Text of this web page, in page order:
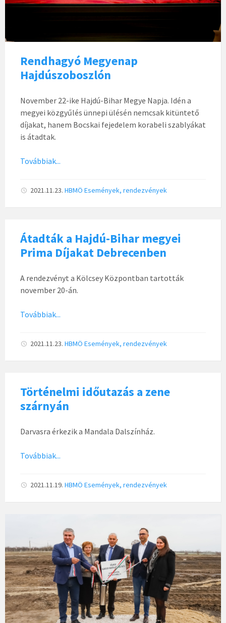
Rendhagyó Megyenap
Hajdúszoboszlón
November 22-ike Hajdú-Bihar Megye Napja. Idén a
megyei közgyűlés ünnepi ülésén nemcsak kitüntető
díjakat, hanem Bocskai fejedelem korabeli szablyákat
is átadtak.
Továbbiak...
2021.11.23. HBMÖ Események, rendezvények
Átadták a Hajdú-Bihar megyei
Prima Díjakat Debrecenben
A rendezvényt a Kölcsey Központban tartották
november 20-án.
Továbbiak...
2021.11.23. HBMÖ Események, rendezvények
Történelmi időutazás a zene
szárnyán
Darvasra érkezik a Mandala Dalszínház.
Továbbiak...
2021.11.19. HBMÖ Események, rendezvények